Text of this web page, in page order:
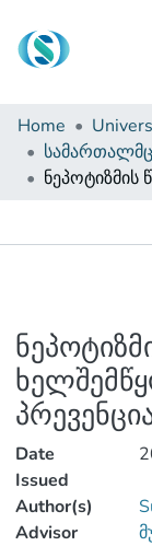
Communities &
Browse
Documentation
Home
Date
Issued
Author(s)
Advisor